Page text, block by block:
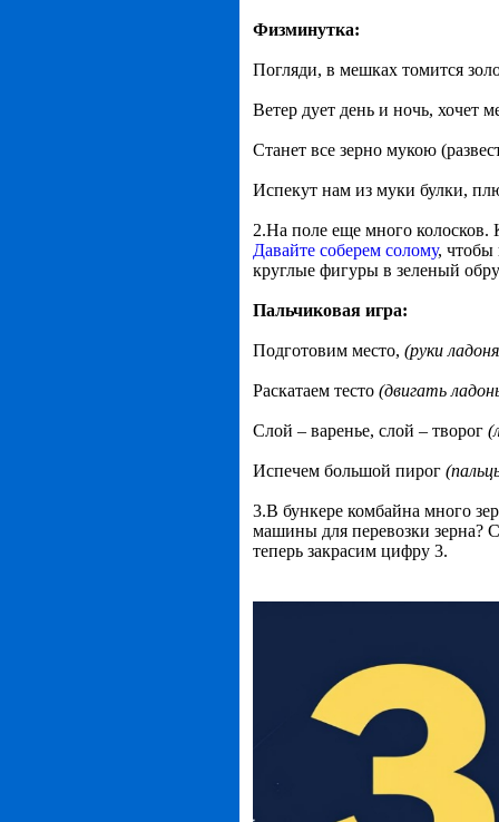
Физминутка:
Погляди, в мешках томится
Ветер дует день и ночь, хочет
Станет все зерно мукою
Испекут нам из муки булки,
2.На поле еще много колосков.
Давайте соберем солому, чтобы
круглые фигуры в зеленый
Пальчиковая игра:
Подготовим место, (руки
Раскатаем тесто (двигать
Слой – варенье, слой – творог
Испечем большой пирог
3.В бункере комбайна много
машины для перевозки зерна?
теперь закрасим цифру 3.